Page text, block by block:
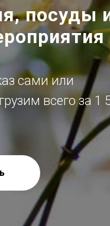
посуды
сами или
всего за 1